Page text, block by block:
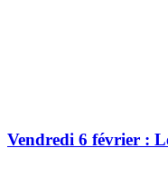
Vendredi 6 février :